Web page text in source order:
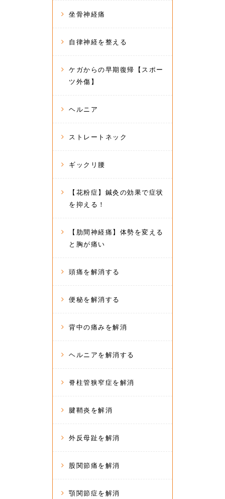
坐骨神経痛
自律神経を整える
ケガからの早期復帰【スポー
ツ外傷】
ヘルニア
ストレートネック
ギックリ腰
【花粉症】鍼灸の効果で症状
を抑える！
【肋間神経痛】体勢を変える
と胸が痛い
頭痛を解消する
便秘を解消する
背中の痛みを解消
ヘルニアを解消する
脊柱管狭窄症を解消
腱鞘炎を解消
外反母趾を解消
股関節痛を解消
顎関節症を解消